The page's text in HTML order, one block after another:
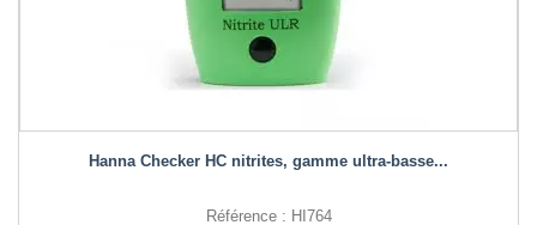
Hanna Checker HC nitrites, gamme ultra-basse...
Référence : HI764